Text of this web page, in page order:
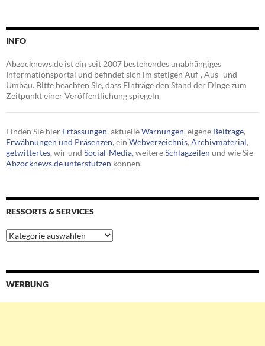
INFO
Abzocknews.de ist ein seit 2007 bestehendes unabhängiges
Informationsportal und befindet sich im stetigen Auf-, Aus- und
Umbau. Bitte beachten Sie, dass Einträge den Stand der Dinge zum
Zeitpunkt einer Veröffentlichung spiegeln.
Finden Sie hier Erfassungen, aktuelleWarnungen, eigene Beiträge,
Erwähnungen und Präsenzen, ein Webverzeichnis, Archivmaterial,
getwittertes, wir und Social-Media, weitereSchlagzeilen und wie Sie
Abzocknews.de unterstützen können.
RESSORTS & SERVICES
Ressorts
&
WERBUNG